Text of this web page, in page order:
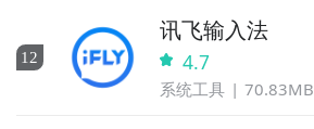
12
讯飞输入法
4.7
系统工具 70.83MB